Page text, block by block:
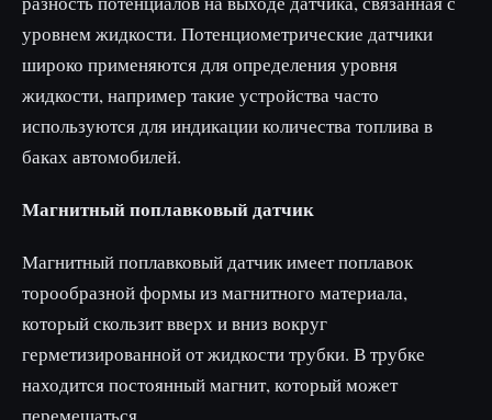
уровнем жидкости. Потенциометрические датчики
широко применяются для определения уровня
жидкости, например такие устройства часто
используются для индикации количества топлива в
баках автомобилей.
Магнитный поплавковый датчик
Магнитный поплавковый датчик имеет поплавок
торообразной формы из магнитного материала,
который скользит вверх и вниз вокруг
герметизированной от жидкости трубки. В трубке
находится постоянный магнит, который может